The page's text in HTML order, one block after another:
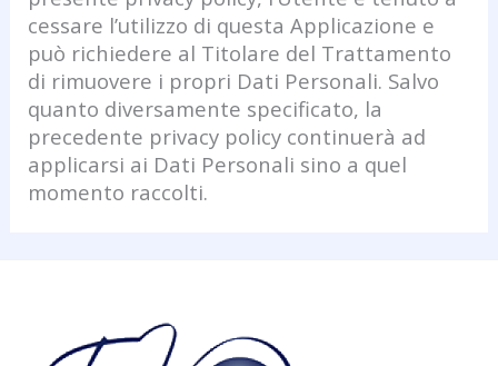
cessare l’utilizzo di questa Applicazione e
può richiedere al Titolare del Trattamento
di rimuovere i propri Dati Personali. Salvo
quanto diversamente specificato, la
precedente privacy policy continuerà ad
applicarsi ai Dati Personali sino a quel
momento raccolti.